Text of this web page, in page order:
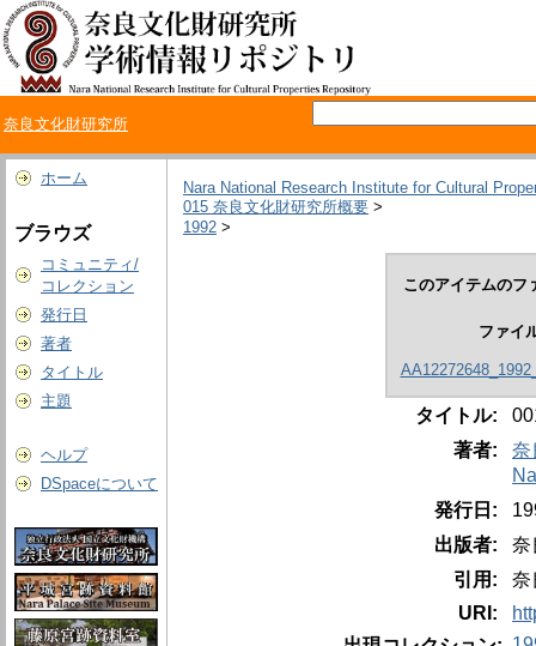
奈良文化財研究所
ホーム
ブラウズ
コミュニティ/
コレクション
発行日
著者
タイトル
主題
ヘルプ
DSpaceについて
Nara National Research Institute for Cultural
015 奈良文化財研究所概要 >
1992 >
このアイテムのフ
ファイ
タイトル:
著者:
奈
発行日:
出版者:
奈
引用:
奈
URI: